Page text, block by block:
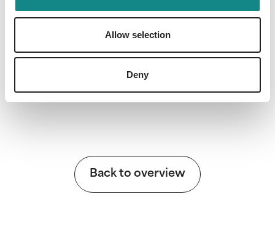
Allow selection
Deny
Information
Back to overview